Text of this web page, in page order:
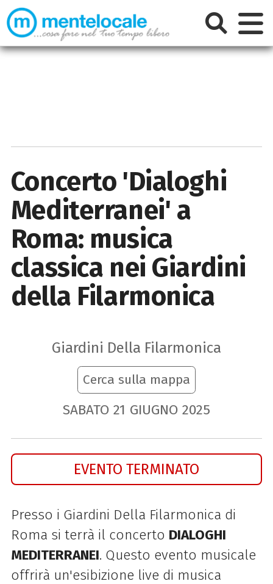
Concerto 'Dialoghi
Mediterranei' a
Roma: musica
classica nei Giardini
della Filarmonica
Giardini Della Filarmonica
Cerca sulla mappa
SABATO 21 GIUGNO 2025
EVENTO TERMINATO
Presso i Giardini Della Filarmonica di
Roma si terrà il concerto DIALOGHI
MEDITERRANEI. Questo evento musicale
offrirà un'esibizione live di musica